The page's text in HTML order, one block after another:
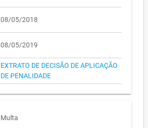
08/05/2018
08/05/2019
EXTRATO DE DECISÃO DE APLICAÇÃO
DE PENALIDADE
Multa